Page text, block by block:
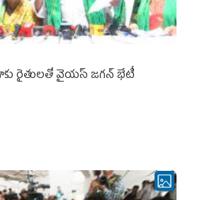
రైతులతో వైయస్ జగన్ భేటీ